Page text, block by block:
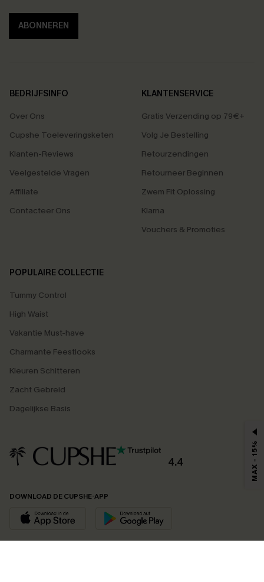
ABONNEREN
BEDRIJFSINFO
Over Ons
Cupshe Toeleveringsketen
Klanten-Reviews
Veelgestelde Vragen
Affiliate
Contacteer Ons
KLANTENSERVICE
Gratis Verzending op 79€+
Volg Je Bestelling
Retourzendingen
Retourneer Beginnen
Zwem Fit Oplossing
Klarna
Vouchers & Promoties
POPULAIRE COLLECTIE
Tummy Control
High Waist
Vakantie Must-have
Charmante Feestlooks
Kleuren Schitteren
Zacht Gebreid
Dagelijkse Basis
4.4
DOWNLOAD DE CUPSHE-APP
MAX - 15%